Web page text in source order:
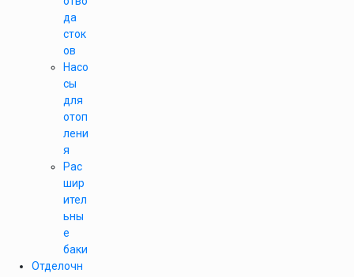
да
сток
ов
Насо
сы
для
отоп
лени
я
Рас
шир
ител
ьны
е
баки
Отделочн